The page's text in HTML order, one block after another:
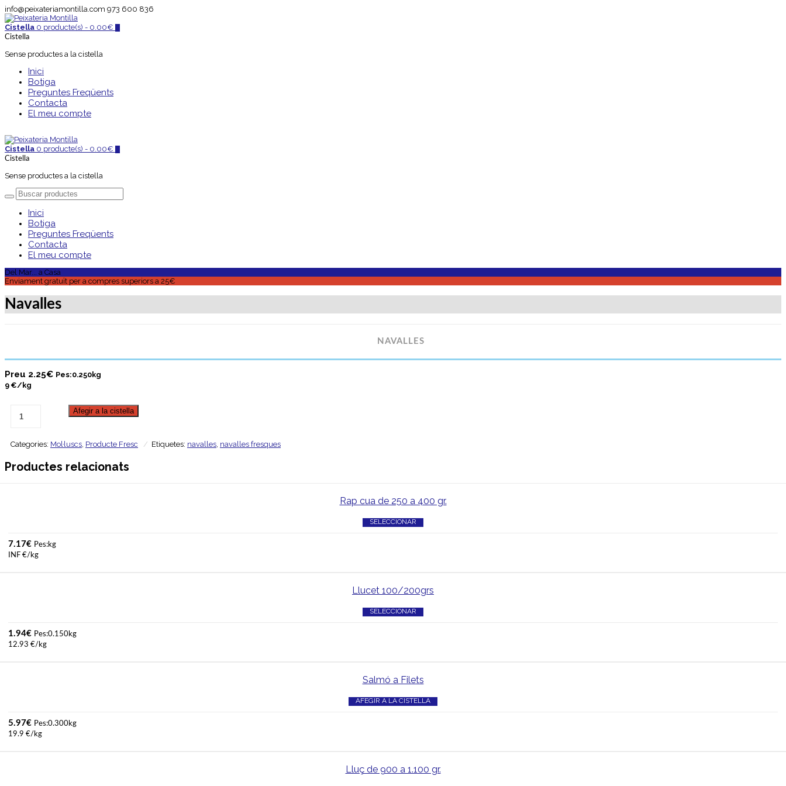
info@peixateriamontilla.com 973 600 836
Cistella 0 producte(s) - 0.00€
Cistella
Sense productes a la cistella
Inici
Botiga
Preguntes Freqüents
Contacta
El meu compte
Cistella 0 producte(s) - 0.00€
Cistella
Sense productes a la cistella
Inici
Botiga
Preguntes Freqüents
Contacta
El meu compte
Del Mar... a Casa
Enviament gratuït per a compres superiors a 25€
Navalles
NAVALLES
Preu 2.25€ Pes:0.250kg
9 €/kg
Afegir a la cistella
Categories: Mol·luscs, Producte Fresc Etiquetes: navalles, navalles fresques
Productes relacionats
Rap cua de 250 a 400 gr.
SELECCIONAR
7.17€ Pes:kg
INF €/kg
Llucet 100/200grs
SELECCIONAR
1.94€ Pes:0.150kg
12.93 €/kg
Salmó a Filets
AFEGIR A LA CISTELLA
5.97€ Pes:0.300kg
19.9 €/kg
Lluç de 900 a 1.100 gr.